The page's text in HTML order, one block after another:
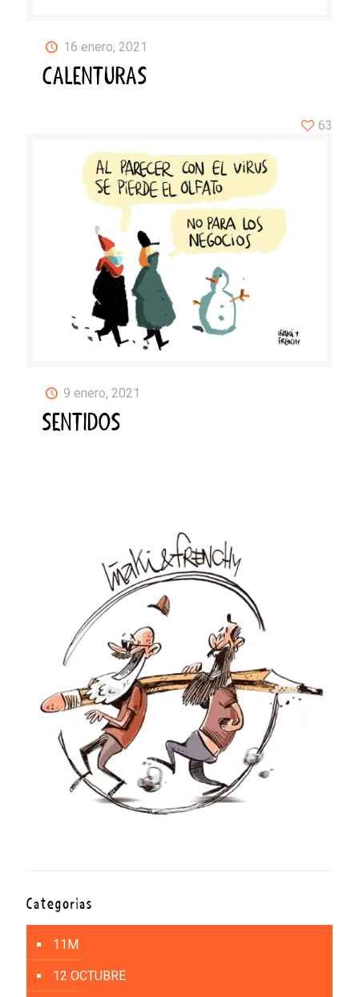
16 enero, 2021
CALENTURAS
9 enero, 2021
SENTIDOS
63
Categorías
11M
12 OCTUBRE